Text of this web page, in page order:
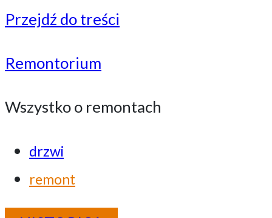
Przejdź do treści
Remontorium
Wszystko o remontach
drzwi
remont